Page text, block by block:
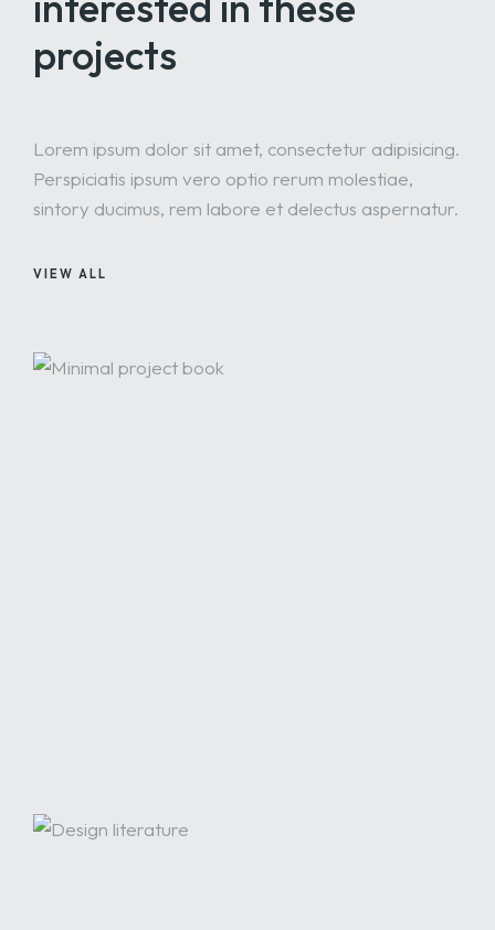
projects
Lorem ipsum dolor sit amet, consectetur adipisicing.
Perspiciatis ipsum vero optio rerum molestiae,
sintory ducimus, rem labore et delectus aspernatur.
VIEW ALL